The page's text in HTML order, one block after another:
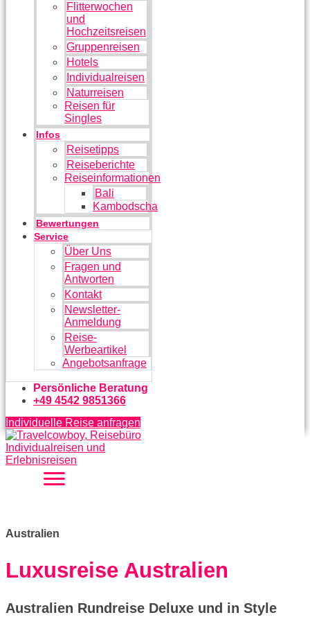
Flitterwochen
und
Hochzeitsreisen
Gruppenreisen
Hotels
Individualreisen
Naturreisen
Reisen für
Singles
Infos
Reisetipps
Reiseberichte
Reiseinformationen
Bali
Kambodscha
Bewertungen
Service
Über Uns
Fragen und
Antworten
Kontakt
Newsletter-
Anmeldung
Reise-
Werbeartikel
Angebotsanfrage
Persönliche Beratung
+49 4542 9851366
Individuelle Reise anfragen
Australien
Luxusreise Australien
Australien Rundreise Deluxe und in Style